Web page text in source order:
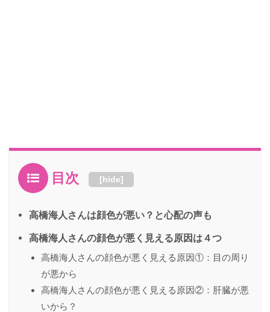
目次 [hide]
高橋海人さんは顔色が悪い？と心配の声も
高橋海人さんの顔色が悪く見える原因は４つ
高橋海人さんの顔色が悪く見える原因①：目の周り
が悪から
高橋海人さんの顔色が悪く見える原因②：肝臓が悪
いから？